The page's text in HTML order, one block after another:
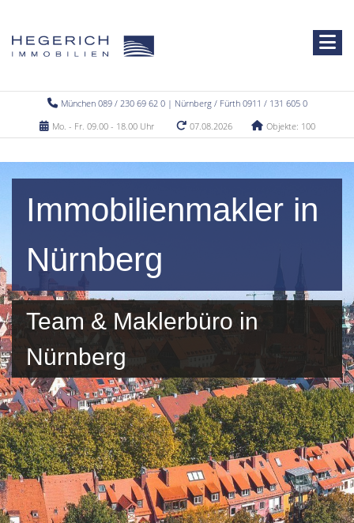
München 089 / 230 69 62 0 | Nürnberg / Fürth 0911 / 131 605 0
Mo. - Fr. 09.00 - 18.00 Uhr
07.08.2026 Objekte: 100
Immobilienmakler in
Nürnberg
Team & Maklerbüro in
Nürnberg